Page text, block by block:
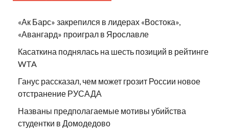
«Ак Барс» закрепился в лидерах «Востока»,
«Авангард» проиграл в Ярославле
Касаткина поднялась на шесть позиций в рейтинге
WTA
Ганус рассказал, чем может грозит России новое
отстранение РУСАДА
Названы предполагаемые мотивы убийства
студентки в Домодедово